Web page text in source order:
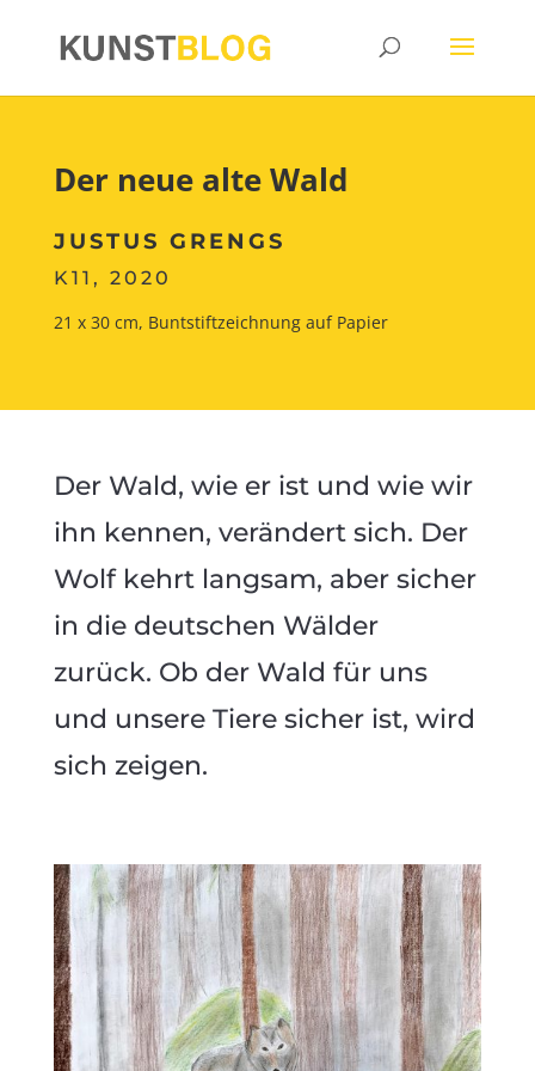
Der neue alte Wald
JUSTUS GRENGS
K11, 2020
21 x 30 cm, Buntstiftzeichnung auf Papier
Der Wald, wie er ist und wie wir
ihn kennen, verändert sich. Der
Wolf kehrt langsam, aber sicher
in die deutschen Wälder
zurück. Ob der Wald für uns
und unsere Tiere sicher ist, wird
sich zeigen.